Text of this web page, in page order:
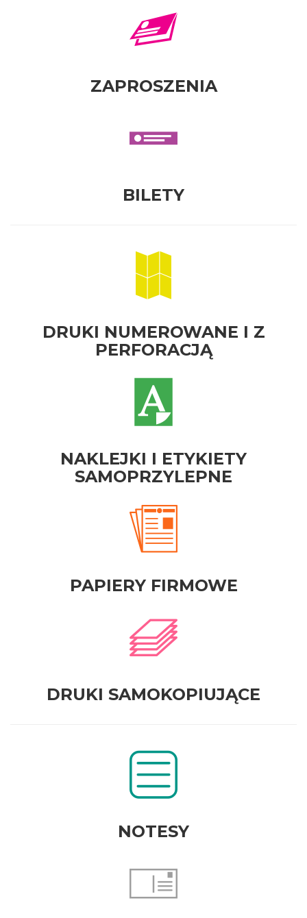
ZAPROSZENIA
BILETY
DRUKI NUMEROWANE I Z
PERFORACJĄ
NAKLEJKI I ETYKIETY
SAMOPRZYLEPNE
PAPIERY FIRMOWE
DRUKI SAMOKOPIUJĄCE
NOTESY